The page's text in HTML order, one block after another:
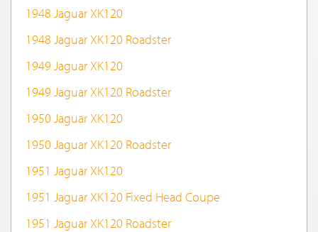
1948 Jaguar XK120
1948 Jaguar XK120 Roadster
1949 Jaguar XK120
1949 Jaguar XK120 Roadster
1950 Jaguar XK120
1950 Jaguar XK120 Roadster
1951 Jaguar XK120
1951 Jaguar XK120 Fixed Head Coupe
1951 Jaguar XK120 Roadster